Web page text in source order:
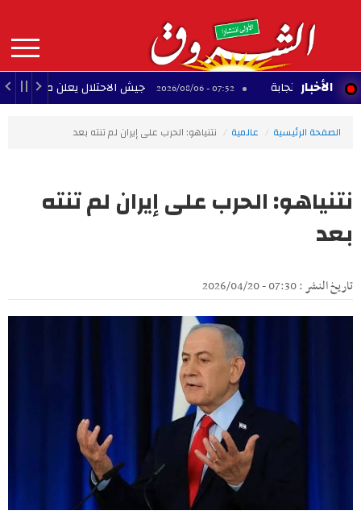
contenu
principal
MAIN
NAVIGATION الأخبار 07:52 - 2026/08/06 جيش الاحتلال يعلن مقتل جنديين في
الصفحة الرئيسية عالمية نتنياهو: الحرب على إيران لم تنته بعد
نتنياهو: الحرب على إيران لم تنته
بعد
تاريخ النشر : 07:30 - 2026/04/20